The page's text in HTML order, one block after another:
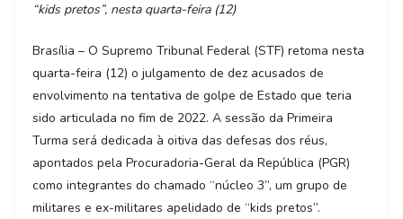
“kids pretos”, nesta quarta-feira (12)
Brasília – O Supremo Tribunal Federal (STF) retoma nesta
quarta-feira (12) o julgamento de dez acusados de
envolvimento na tentativa de golpe de Estado que teria
sido articulada no fim de 2022. A sessão da Primeira
Turma será dedicada à oitiva das defesas dos réus,
apontados pela Procuradoria-Geral da República (PGR)
como integrantes do chamado “núcleo 3”, um grupo de
militares e ex-militares apelidado de “kids pretos”.